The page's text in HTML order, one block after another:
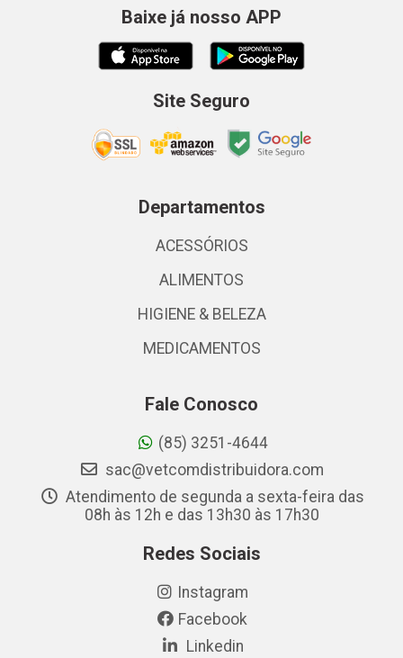
Baixe já nosso APP
Site Seguro
Departamentos
ACESSÓRIOS
ALIMENTOS
HIGIENE & BELEZA
MEDICAMENTOS
Fale Conosco
(85) 3251-4644
sac@vetcomdistribuidora.com
Atendimento de segunda a sexta-feira das
08h às 12h e das 13h30 às 17h30
Redes Sociais
Instagram
Facebook
Linkedin